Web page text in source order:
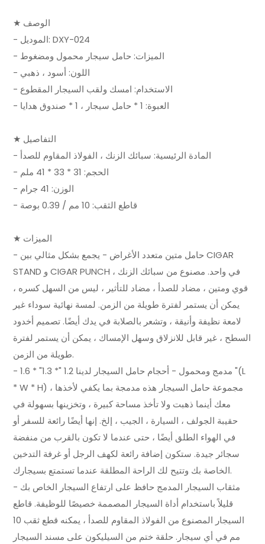
★ الوصف
- الموديل: DXY-024
- الميزات: حامل سيجار محمول ومضغوط
- اللون: أسود ، ذهبي
- الاستخدام: امسك ولقب السيجار المقطوع
- العبوة: 1 * حامل سيجار ، 1 * صندوق هدايا
★ التفاصيل
- المادة الرئيسية: سبائك الزنك ، الفولاذ المقاوم للصدأ
- الحجم: 31 * 33 * 41 ملم
- الوزن: 41 جرام
- قاطع الثقب: 10 مم / 0.39 بوصة
★ الميزات
- حامل متين متعدد الأغراض - يجمع بشكل مثالي بين CIGAR
STAND و CIGAR PUNCH في واحد. مصنوع من سبائك الزنك ،
قوي ومتين ، مضاد للصدأ ، مضاد للتأثير ، ليس من السهل كسره ،
يمكن أن يستمر لفترة طويلة من الزمن. لمسة نهائية سوداء غير
لامعة نظيفة وأنيقة ، وتشعر بالصلابة في يدك أيضًا. تصميم أخدود
السطح ، غير قابل للانزلاق وسهل الإمساك ، يمكن أن يستمر لفترة
طويلة من الزمن.
- مدمج ومحمول - أحجام حامل السيجار لدينا 1.2 "* 1.3" * 1.6 "(L
* W * H) ، مجموعة حامل السيجار هذه مدمجة بما يكفي لأخذها
معك أينما ذهبت ولا تأخذ مساحة كبيرة ، وتخزينها بسهولة في
حقيبة الجولف ، السيارة ، الجيب ، إلخ. إنها أيضًا رائعة للسفر أو
في الهواء الطلق أيضًا ، حتى عندما لا تكون بالقرب من منفضة
سجائر جيدة. ستكون إضافة رائعة لكهف الرجل أو غرفة التدخين
الخاصة بك وتتيح لك الراحة المطلقة عندما تستمتع بسيجارك.
- مثقاب السيجار المدمج حافظ على ارتفاع السيجار الخاص بك
قليلاً باستخدام أداة السيجار المصممة خصيصًا للوظيفة. قاطع
السيجار المصنوع من الفولاذ المقاوم للصدأ ، يمكنه قطع ثقب 10
مم في أي سيجار. حلقة ختم من السيليكون على مسند السيجار